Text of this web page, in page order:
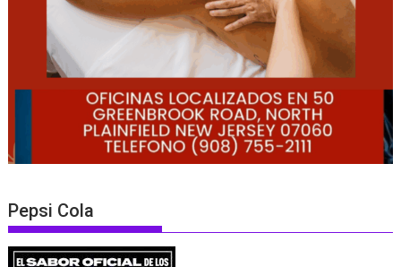
Pepsi Cola